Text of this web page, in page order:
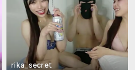
rika_secret